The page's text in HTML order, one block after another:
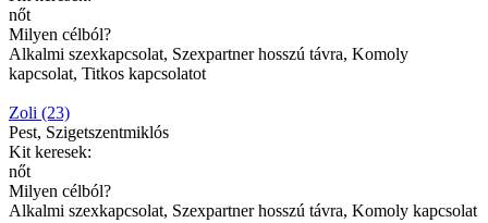
nőt
Milyen célból?
Alkalmi szexkapcsolat, Szexpartner hosszú távra, Komoly
kapcsolat, Titkos kapcsolatot
Zoli (23)
Pest, Szigetszentmiklós
Kit keresek:
nőt
Milyen célból?
Alkalmi szexkapcsolat, Szexpartner hosszú távra, Komoly kapcsolat